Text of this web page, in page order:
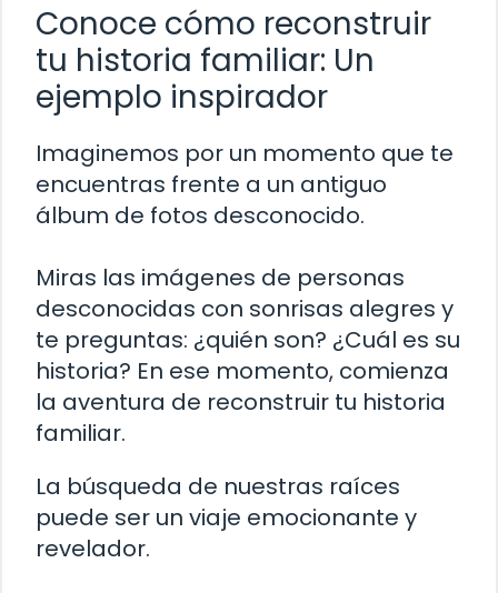
Conoce cómo reconstruir
tu historia familiar: Un
ejemplo inspirador
Imaginemos por un momento que te
encuentras frente a un antiguo
álbum de fotos desconocido.
Miras las imágenes de personas
desconocidas con sonrisas alegres y
te preguntas: ¿quién son? ¿Cuál es su
historia? En ese momento, comienza
la aventura de reconstruir tu historia
familiar.
La búsqueda de nuestras raíces
puede ser un viaje emocionante y
revelador.